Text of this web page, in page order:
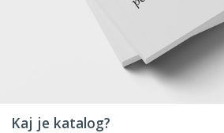
Kaj je katalog?